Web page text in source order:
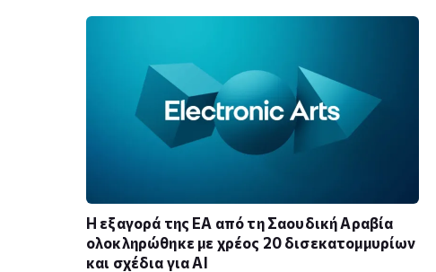
Η εξαγορά της EA από τη Σαουδική Αραβία
ολοκληρώθηκε με χρέος 20 δισεκατομμυρίων
και σχέδια για AI